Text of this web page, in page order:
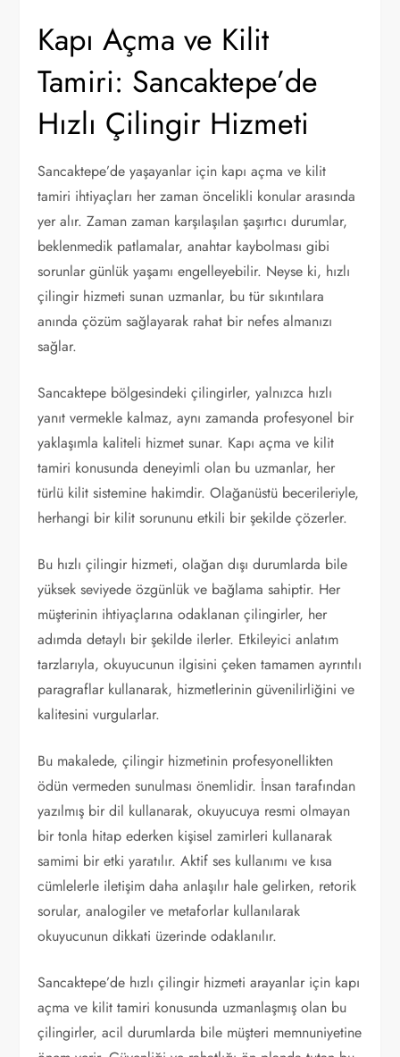
Kapı Açma ve Kilit
Tamiri: Sancaktepe’de
Hızlı Çilingir Hizmeti
Sancaktepe’de yaşayanlar için kapı açma ve kilit
tamiri ihtiyaçları her zaman öncelikli konular arasında
yer alır. Zaman zaman karşılaşılan şaşırtıcı durumlar,
beklenmedik patlamalar, anahtar kaybolması gibi
sorunlar günlük yaşamı engelleyebilir. Neyse ki, hızlı
çilingir hizmeti sunan uzmanlar, bu tür sıkıntılara
anında çözüm sağlayarak rahat bir nefes almanızı
sağlar.
Sancaktepe bölgesindeki çilingirler, yalnızca hızlı
yanıt vermekle kalmaz, aynı zamanda profesyonel bir
yaklaşımla kaliteli hizmet sunar. Kapı açma ve kilit
tamiri konusunda deneyimli olan bu uzmanlar, her
türlü kilit sistemine hakimdir. Olağanüstü becerileriyle,
herhangi bir kilit sorununu etkili bir şekilde çözerler.
Bu hızlı çilingir hizmeti, olağan dışı durumlarda bile
yüksek seviyede özgünlük ve bağlama sahiptir. Her
müşterinin ihtiyaçlarına odaklanan çilingirler, her
adımda detaylı bir şekilde ilerler. Etkileyici anlatım
tarzlarıyla, okuyucunun ilgisini çeken tamamen ayrıntılı
paragraflar kullanarak, hizmetlerinin güvenilirliğini ve
kalitesini vurgularlar.
Bu makalede, çilingir hizmetinin profesyonellikten
ödün vermeden sunulması önemlidir. İnsan tarafından
yazılmış bir dil kullanarak, okuyucuya resmi olmayan
bir tonla hitap ederken kişisel zamirleri kullanarak
samimi bir etki yaratılır. Aktif ses kullanımı ve kısa
cümlelerle iletişim daha anlaşılır hale gelirken, retorik
sorular, analogiler ve metaforlar kullanılarak
okuyucunun dikkati üzerinde odaklanılır.
Sancaktepe’de hızlı çilingir hizmeti arayanlar için kapı
açma ve kilit tamiri konusunda uzmanlaşmış olan bu
çilingirler, acil durumlarda bile müşteri memnuniyetine